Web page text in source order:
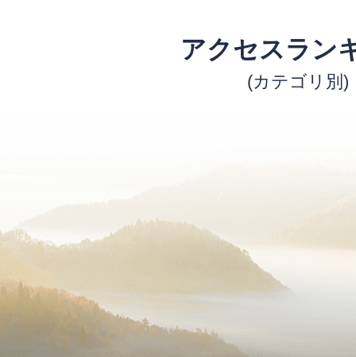
アクセスラン
(カテゴリ別)